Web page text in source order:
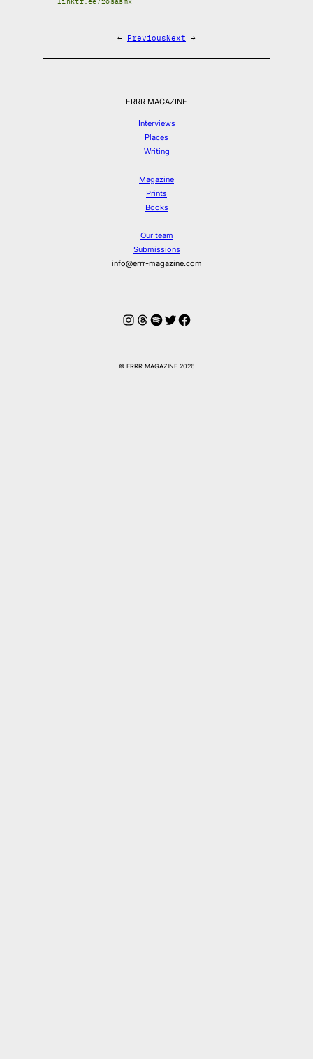
← PreviousNext →
ERRR MAGAZINE
Interviews
Places
Writing
Magazine
Prints
Books
Our team
Submissions
info@errr-magazine.com
Instagram
Threads
Spotify
Twitter
Facebook
© ERRR MAGAZINE 2026